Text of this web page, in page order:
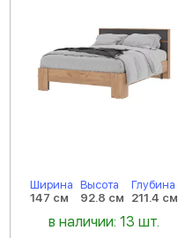
Ширина
147 см
Высота
92.8 см
Глубина
211.4 см
в наличии: 13 шт.